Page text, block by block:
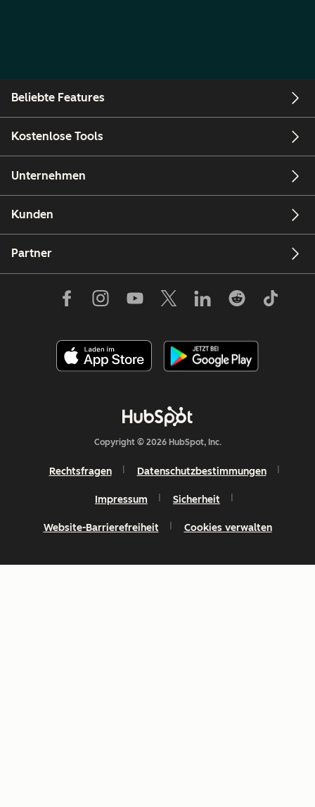
Beliebte Features
Kostenlose Tools
Unternehmen
Kunden
Partner
Copyright © 2026 HubSpot, Inc.
Rechtsfragen Datenschutzbestimmungen
Impressum Sicherheit
Website-Barrierefreiheit Cookies verwalten